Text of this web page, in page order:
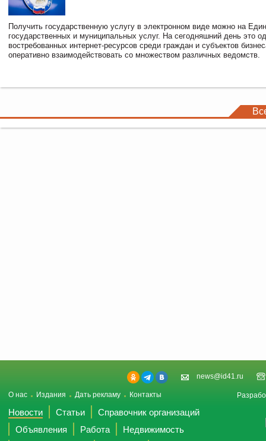
Получить государственную услугу в электронном виде можно на
государственных и муниципальных услуг. На сегодняшний день это
востребованных интернет-ресурсов среди граждан и субъектов
оперативно взаимодействовать со множеством различных ведомств.
news@id41.ru
О нас Издания Дать рекламу Контакты
Новости Статьи
Справочник организаций
Объявления
Работа
Недвижимость